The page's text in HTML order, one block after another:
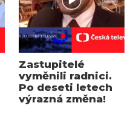
Zastupitelé
vyměnili radnici.
Po deseti letech
výrazná změna!